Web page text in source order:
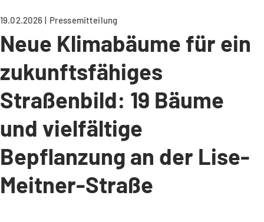
19.02.2026 Pressemitteilung
Neue Klimabäume für ein
zukunftsfähiges
Straßenbild: 19 Bäume
und vielfältige
Bepflanzung an der Lise-
Meitner-Straße